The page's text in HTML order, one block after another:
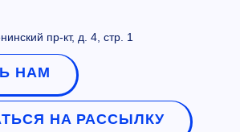
пр-кт, д. 4, стр. 1
НАМ
НА РАССЫЛКУ